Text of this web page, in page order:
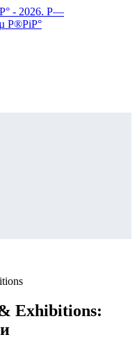
Exhibitions: